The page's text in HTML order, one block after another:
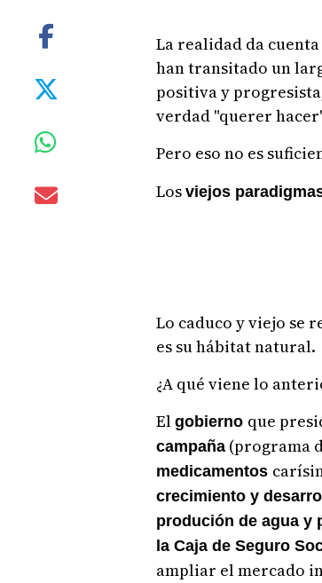
La realidad da
han transitado un
positiva y
verdad "querer
Pero eso no es
Los viejos
Lo caduco y viejo se
es su hábitat natural.
¿A qué viene lo
El gobierno que
campaña(programa
medicamentos
crecimiento y
produción de agua y
la Caja de Seguro
ampliar el mercado